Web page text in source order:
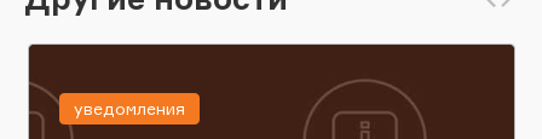
уведомления